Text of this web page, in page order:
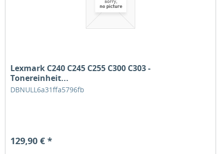
Lexmark C240 C245 C255 C300 C303 -
Tonereinheit...
DBNULL6a31ffa5796fb
129,90 € *